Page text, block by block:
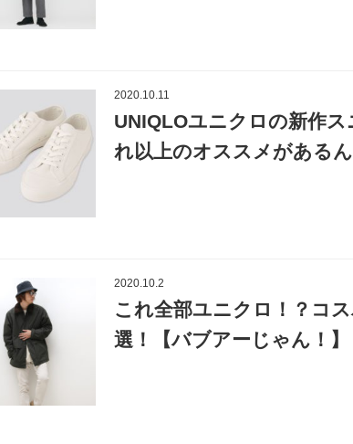
2020.10.11
UNIQLOユニクロの新作
れ以上のオススメがある
2020.10.2
これ全部ユニクロ！？コ
選！【バブアーじゃん！】